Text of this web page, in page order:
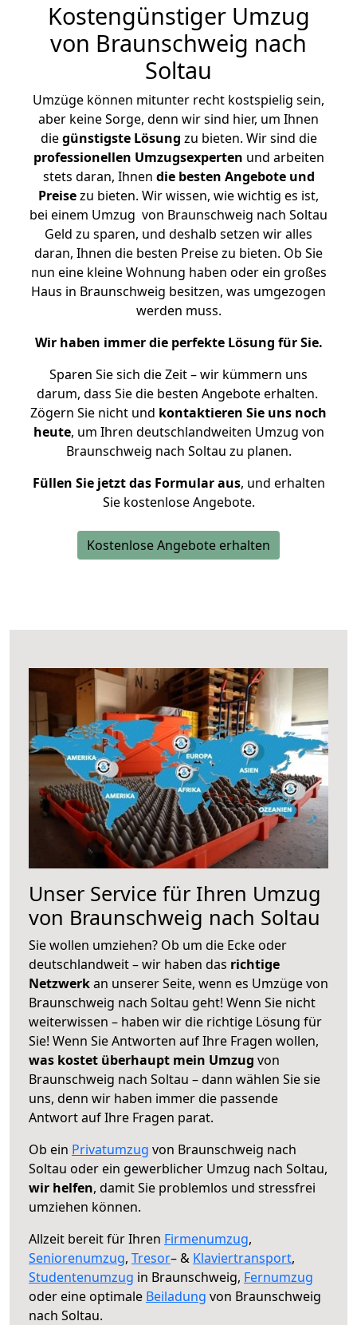
Kostengünstiger Umzug
von Braunschweig nach
Soltau
Umzüge können mitunter recht kostspielig sein,
aber keine Sorge, denn wir sind hier, um Ihnen
diegünstigste Lösung zu bieten. Wir sind die
professionellen Umzugsexperten und arbeiten
stets daran, Ihnen die besten Angebote und
Preisezu bieten. Wir wissen, wie wichtig es ist,
bei einem Umzug von Braunschweig nach Soltau
Geld zu sparen, und deshalb setzen wir alles
daran, Ihnen die besten Preise zu bieten. Ob Sie
nun eine kleine Wohnung haben oder ein großes
Haus in Braunschweig besitzen, was umgezogen
werden muss.
Wir haben immer die perfekte Lösung für Sie.
Sparen Sie sich die Zeit – wir kümmern uns
darum, dass Sie die besten Angebote erhalten.
Zögern Sie nicht und kontaktieren Sie uns noch
heute, um Ihren deutschlandweiten Umzug von
Braunschweig nach Soltau zu planen.
Füllen Sie jetzt das Formular aus, und erhalten
Sie kostenlose Angebote.
Kostenlose Angebote erhalten
Unser Service für Ihren Umzug
von Braunschweig nach Soltau
Sie wollen umziehen? Ob um die Ecke oder
deutschlandweit – wir haben das richtige
Netzwerkan unserer Seite, wenn es Umzüge von
Braunschweig nach Soltau geht! Wenn Sie nicht
weiterwissen – haben wir die richtige Lösung für
Sie! Wenn Sie Antworten auf Ihre Fragen wollen,
was kostet überhaupt mein Umzug von
Braunschweig nach Soltau – dann wählen Sie sie
uns, denn wir haben immer die passende
Antwort auf Ihre Fragen parat.
Ob ein Privatumzug von Braunschweig nach
Soltau oder ein gewerblicher Umzug nach Soltau,
wir helfen, damit Sie problemlos und stressfrei
umziehen können.
Allzeit bereit für Ihren Firmenumzug,
Seniorenumzug, Tresor– & Klaviertransport,
Studentenumzug in Braunschweig, Fernumzug
oder eine optimale Beiladung von Braunschweig
nach Soltau.